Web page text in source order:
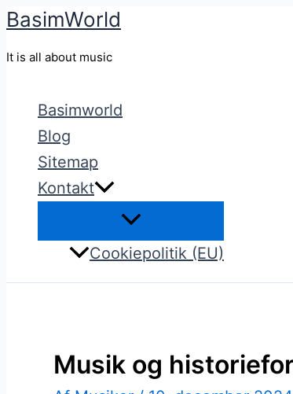
Gå
BasimWorld
It is all about music
Basimworld
Blog
Sitemap
Kontakt
Cookiepolitik (EU)
Musik og